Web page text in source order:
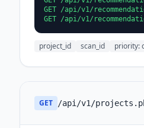
GET /api/v1/
GET /api/v1/
project_id scan_id priority:
GET /api/v1/